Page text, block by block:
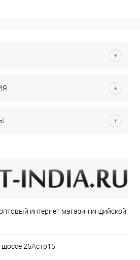
интернет магазин индийской
25Астр15